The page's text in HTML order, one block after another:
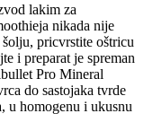
lakim za
nikada nije
pricvrstite oštricu
i preparat je spreman
Pro Mineral
do sastojaka tvrde
u homogenu i ukusnu